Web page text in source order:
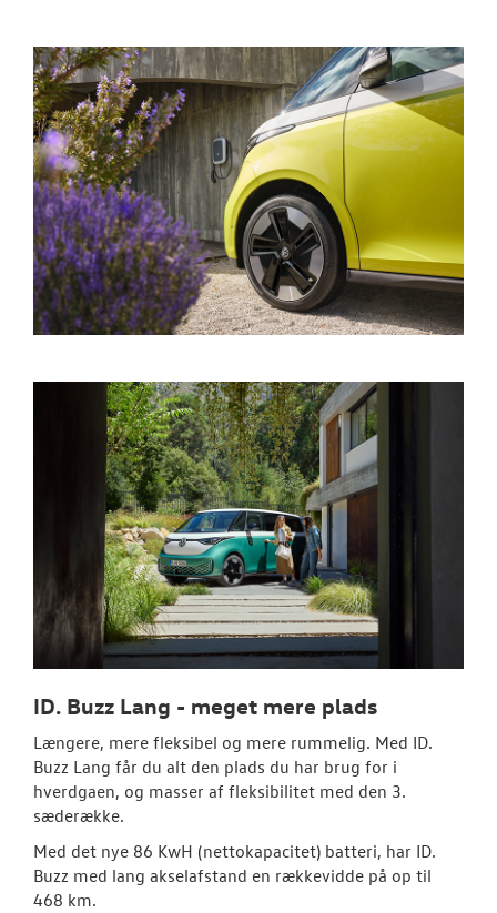
BRUGTE BILER
VÆRKSTED
NYHED! LEJ
TAGTELT
RESERVEDELE
NYHEDER
JOB OG
ID. Buzz Lang - meget mere plads
Længere, mere fleksibel og mere rummelig. Med ID.
Buzz Lang får du alt den plads du har brug for i
hverdgaen, og masser af fleksibilitet med den 3.
sæderække.
Med det nye 86 KwH (nettokapacitet) batteri, har ID.
Buzz med lang akselafstand en rækkevidde på op til
468 km.